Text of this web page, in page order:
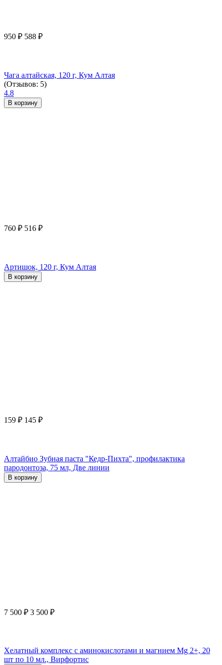
950 ₽ 588 ₽
Чага алтайская, 120 г, Кум Алтая
(Отзывов: 5)
4.8
В корзину
760 ₽ 516 ₽
Артишок, 120 г, Кум Алтая
В корзину
159 ₽ 145 ₽
Алтайбио Зубная паста "Кедр-Пихта", профилактика
пародонтоза, 75 мл, Две линии
В корзину
7 500 ₽ 3 500 ₽
Хелатный комплекс с аминокислотами и магнием Mg 2+, 20
шт по 10 мл., Вирфортис